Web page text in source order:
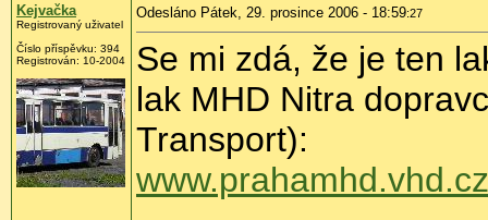
Kejvačka
Registrovaný uživatel
Číslo příspěvku: 394
Registrován: 10-2004
Odesláno Pátek, 29. prosince 2006 - 18:59:27
Se mi zdá, že je ten
lak MHD Nitra
Transport):